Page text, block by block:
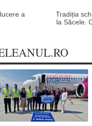
a
Tradiția
la Săcele.